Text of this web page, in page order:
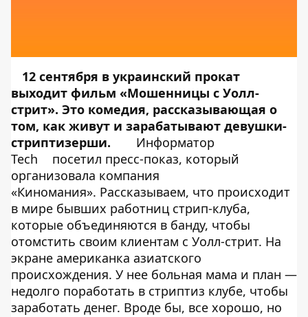
12 сентября в украинский прокат
выходит фильм «Мошенницы с Уолл-
стрит». Это комедия, рассказывающая о
том, как живут и зарабатывают девушки-
стриптизерши.
Информатор
Tech
посетил пресс-показ, который
организовала компания
«Киномания». Рассказываем, что происходит
в мире бывших работниц стрип-клуба,
которые объединяются в банду, чтобы
отомстить своим клиентам с Уолл-стрит. На
экране американка азиатского
происхождения. У нее больная мама и план —
недолго поработать в стриптиз клубе, чтобы
заработать денег. Вроде бы, все хорошо, но